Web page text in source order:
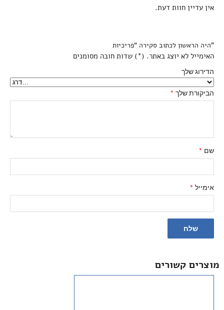
אין עדיין חוות דעת.
היה הראשון לכתוב סקירה “פריכיות”
האימייל לא יוצג באתר. (
*) שדות חובה מסומנים
הדירוג שלך
הביקורת שלך *
שם *
אימייל *
מוצרים קשורים